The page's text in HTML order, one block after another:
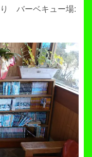
バーベキュー場: